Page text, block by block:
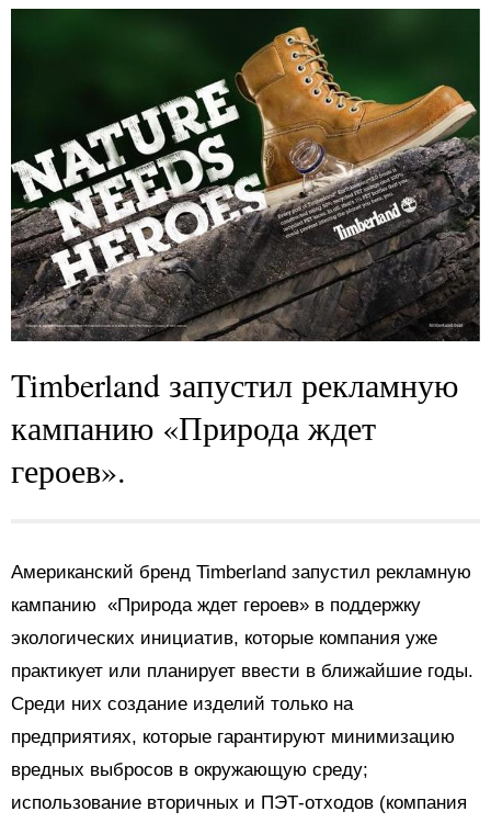
Timberland запустил рекламную
кампанию «Природа ждет
героев».
Американский бренд Timberland запустил рекламную
кампанию «Природа ждет героев» в поддержку
экологических инициатив, которые компания уже
практикует или планирует ввести в ближайшие годы.
Среди них создание изделий только на
предприятиях, которые гарантируют минимизацию
вредных выбросов в окружающую среду;
использование вторичных и ПЭТ-отходов (компания